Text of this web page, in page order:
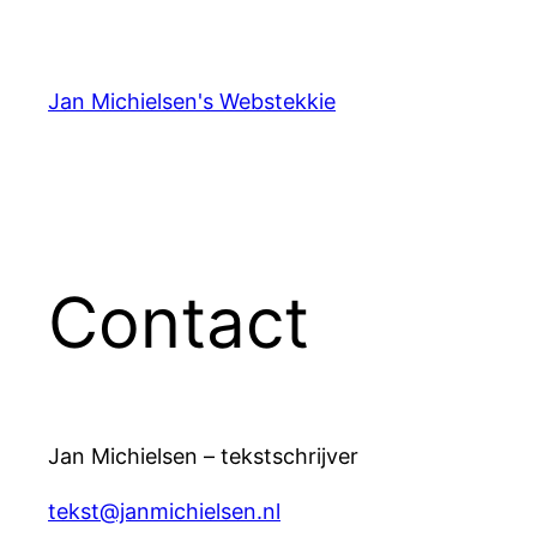
Jan Michielsen's Webstekkie
Contact
Jan Michielsen – tekstschrijver
tekst@janmichielsen.nl